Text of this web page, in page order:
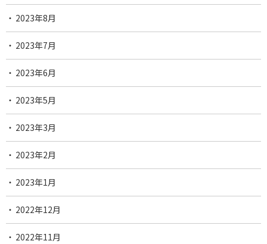
2023年8月
2023年7月
2023年6月
2023年5月
2023年3月
2023年2月
2023年1月
2022年12月
2022年11月